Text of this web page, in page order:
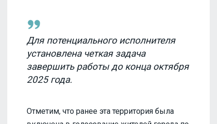
Для потенциального исполнителя
установлена четкая задача
завершить работы до конца октября
2025 года.
Отметим, что ранее эта территория была